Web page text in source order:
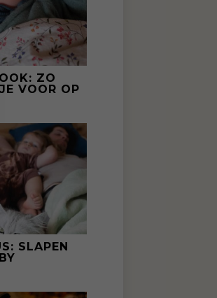
ZO
VOOR OP
SLAPEN